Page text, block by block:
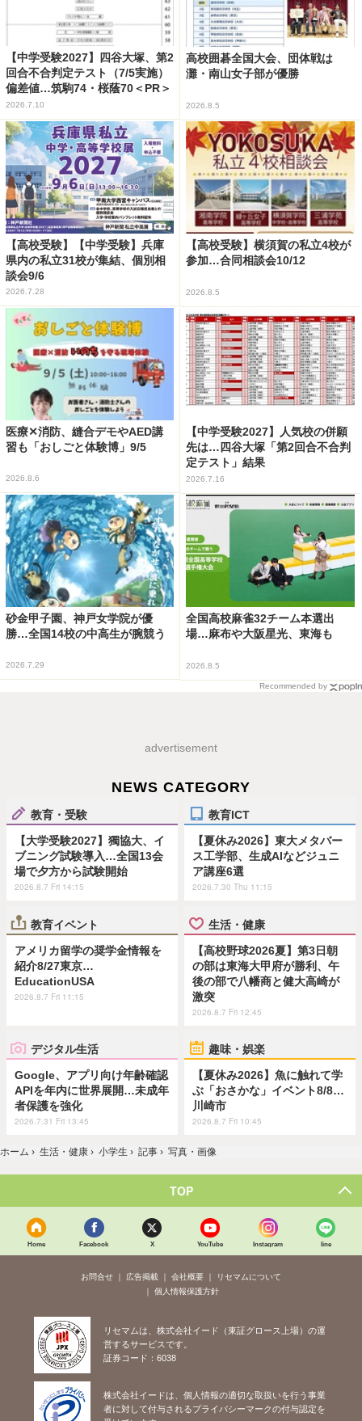
【中学受験2027】四谷大塚、第2
回合不合判定テスト（7/5実施）
偏差値…筑駒74・桜蔭70＜PR＞
2026.7.10
高校囲碁全国大会、団体戦は
灘・南山女子部が優勝
2026.8.5
【高校受験】【中学受験】兵庫
県内の私立31校が集結、個別相
談会9/6
2026.7.28
【高校受験】横須賀の私立4校が
参加…合同相談会10/12
2026.8.5
医療✕消防、縫合デモやAED講
習も「おしごと体験博」9/5
2026.8.6
【中学受験2027】人気校の併願
先は…四谷大塚「第2回合不合判
定テスト」結果
2026.7.16
砂金甲子園、神戸女学院が優
勝…全国14校の中高生が腕競う
2026.7.29
全国高校麻雀32チーム本選出
場…麻布や大阪星光、東海も
2026.8.5
Recommended by
advertisement
NEWS CATEGORY
教育・受験
【大学受験2027】獨協大、イ
ブニング試験導入…全国13会
場で夕方から試験開始
2026.8.7 Fri 14:15
教育ICT
【夏休み2026】東大メタバー
ス工学部、生成AIなどジュニ
ア講座6選
2026.7.30 Thu 11:15
教育イベント
アメリカ留学の奨学金情報を
紹介8/27東京…
EducationUSA
2026.8.7 Fri 11:15
生活・健康
【高校野球2026夏】第3日朝
の部は東海大甲府が勝利、午
後の部で八幡商と健大高崎が
激突
2026.8.7 Fri 12:45
デジタル生活
Google、アプリ向け年齢確認
APIを年内に世界展開…未成年
者保護を強化
2026.7.31 Fri 13:45
趣味・娯楽
【夏休み2026】魚に触れて学
ぶ「おさかな」イベント8/8…
川崎市
2026.8.7 Fri 10:45
ホーム › 生活・健康 › 小学生 › 記事 › 写真・画像
TOP
Home Facebook X YouTube Instagram line
お問合せ 広告掲載 会社概要
リセマムについて
個人情報保護方針
リセマムは、株式会社イード（東証グロース上場）の運
営するサービスです。
証券コード：6038
株式会社イードは、個人情報の適切な取扱いを行う事業
者に対して付与されるプライバシーマークの付与認定を